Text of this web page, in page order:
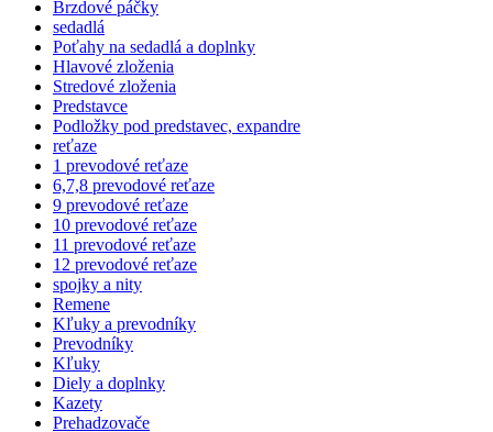
Brzdové páčky
sedadlá
Poťahy na sedadlá a doplnky
Hlavové zloženia
Stredové zloženia
Predstavce
Podložky pod predstavec, expandre
reťaze
1 prevodové reťaze
6,7,8 prevodové reťaze
9 prevodové reťaze
10 prevodové reťaze
11 prevodové reťaze
12 prevodové reťaze
spojky a nity
Remene
Kľuky a prevodníky
Prevodníky
Kľuky
Diely a doplnky
Kazety
Prehadzovače